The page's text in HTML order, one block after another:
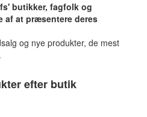
butikker, fagfolk og
af at præsentere deres
og nye produkter, de mest
efter butik